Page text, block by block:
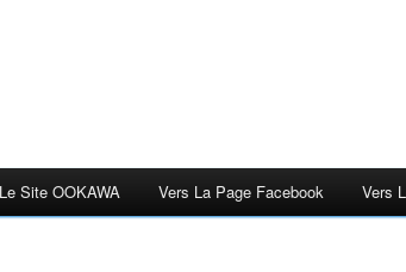
Site OOKAWA Vers La Page Facebook Vers